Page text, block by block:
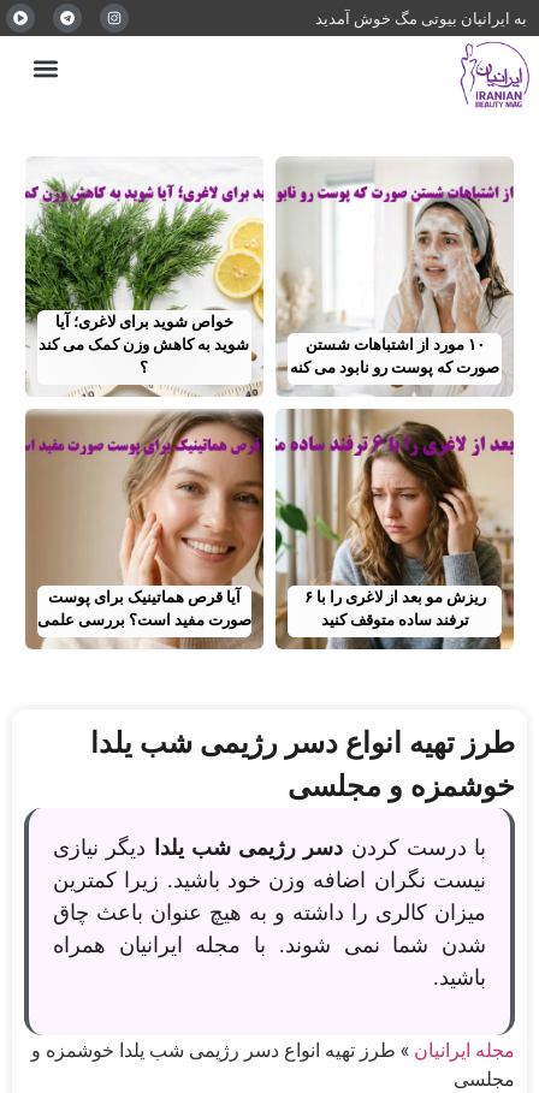
به ایرانیان بیوتی مگ خوش آمدید
۱۰ مورد از اشتباهات شستن
صورت که پوست رو نابود می کنه
خواص شوید برای لاغری؛ آیا
شوید به کاهش وزن کمک می‌ کند
؟
ریزش مو بعد از لاغری را با ۶
ترفند ساده متوقف کنید
آیا قرص هماتینیک برای پوست
صورت مفید است؟ بررسی علمی
طرز تهیه انواع دسر رژیمی شب یلدا
خوشمزه و مجلسی
با درست کردن دسر رژیمی شب یلدا
دیگر نیازی
نیست نگران اضافه وزن خود باشید. زیرا کمترین
میزان کالری را داشته و به هیچ عنوان باعث چاق
شدن شما نمی شوند. با مجله ایرانیان همراه
باشید.
مجله ایرانیان » طرز تهیه انواع دسر رژیمی شب یلدا خوشمزه و
مجلسی